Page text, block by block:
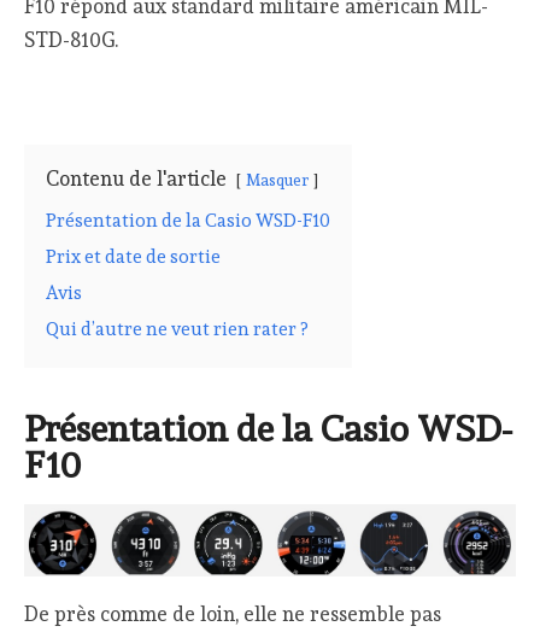
F10 répond aux standard militaire américain MIL-
STD-810G.
Contenu de l'article Masquer
Présentation de la Casio WSD-F10
Prix et date de sortie
Avis
Qui d’autre ne veut rien rater ?
Présentation de la Casio WSD-
F10
De près comme de loin, elle ne ressemble pas